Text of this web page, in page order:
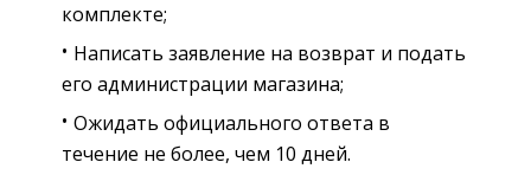
комплекте;
Написать заявление на возврат и подать
его администрации магазина;
Ожидать официального ответа в
течение не более, чем 10 дней.